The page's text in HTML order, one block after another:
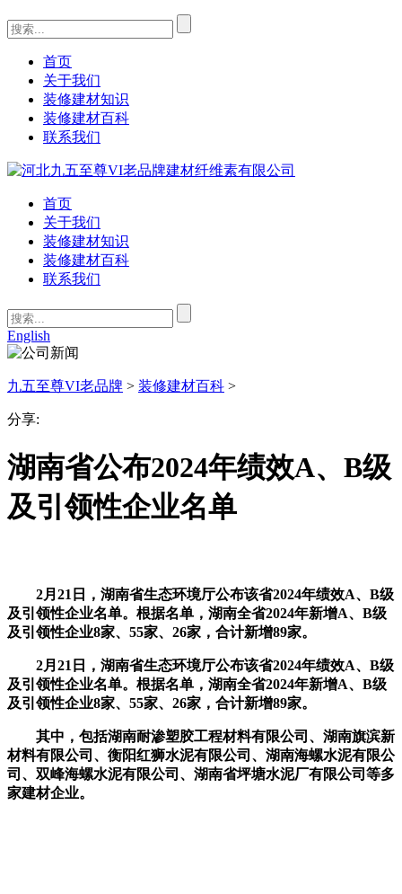
首页
关于我们
装修建材知识
装修建材百科
联系我们
首页
关于我们
装修建材知识
装修建材百科
联系我们
English
九五至尊VI老品牌 > 装修建材百科 >
分享:
湖南省公布2024年绩效A、B级
及引领性企业名单
2月21日，湖南省生态环境厅公布该省2024年绩效A、B级
及引领性企业名单。根据名单，湖南全省2024年新增A、B级
及引领性企业8家、55家、26家，合计新增89家。
2月21日，湖南省生态环境厅公布该省2024年绩效A、B级
及引领性企业名单。根据名单，湖南全省2024年新增A、B级
及引领性企业8家、55家、26家，合计新增89家。
其中，包括湖南耐渗塑胶工程材料有限公司、湖南旗滨新
材料有限公司、衡阳红狮水泥有限公司、湖南海螺水泥有限公
司、双峰海螺水泥有限公司、湖南省坪塘水泥厂有限公司等多
家建材企业。